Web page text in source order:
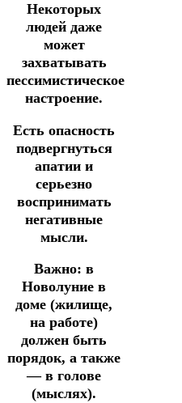
Некоторых
людей даже
может
захватывать
пессимистическое
настроение.
Есть опасность
подвергнуться
апатии и
серьезно
воспринимать
негативные
мысли.
Важно: в
Новолуние в
доме (жилище,
на работе)
должен быть
порядок, а также
— в голове
(мыслях).